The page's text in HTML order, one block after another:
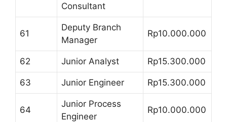
Consultant
61
Deputy Branch
Manager
Rp10.000.000
62 Junior Analyst Rp15.300.000
63 Junior Engineer Rp15.300.000
64
Junior Process
Engineer
Rp10.000.000